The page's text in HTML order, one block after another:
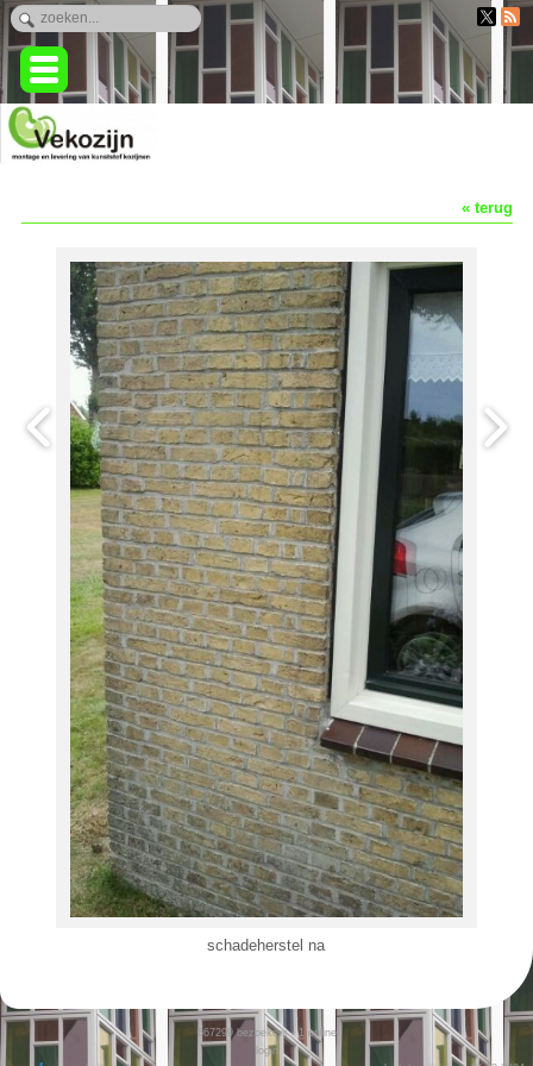
« terug
schadeherstel na
667299bezoekers - 1 online
login